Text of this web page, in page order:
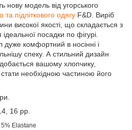
нову модель від угорського
та підліткового одягу F&D. Виріб
високої якості, що складається з
посадки по фігурі.
комфортний в носінні і
спеку. А стильний дизайн
вашому хлопчику,
необхідною частиною його
16 рр.
Elastane